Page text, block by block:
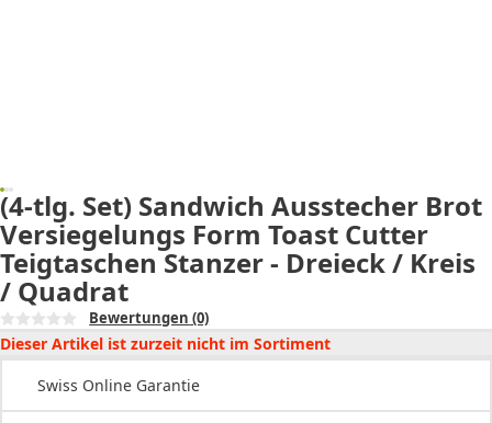
(4-tlg. Set) Sandwich Ausstecher Brot
Versiegelungs Form Toast Cutter
Teigtaschen Stanzer - Dreieck / Kreis
/ Quadrat
Bewertungen (0)
Dieser Artikel ist zurzeit nicht im Sortiment
Swiss Online Garantie